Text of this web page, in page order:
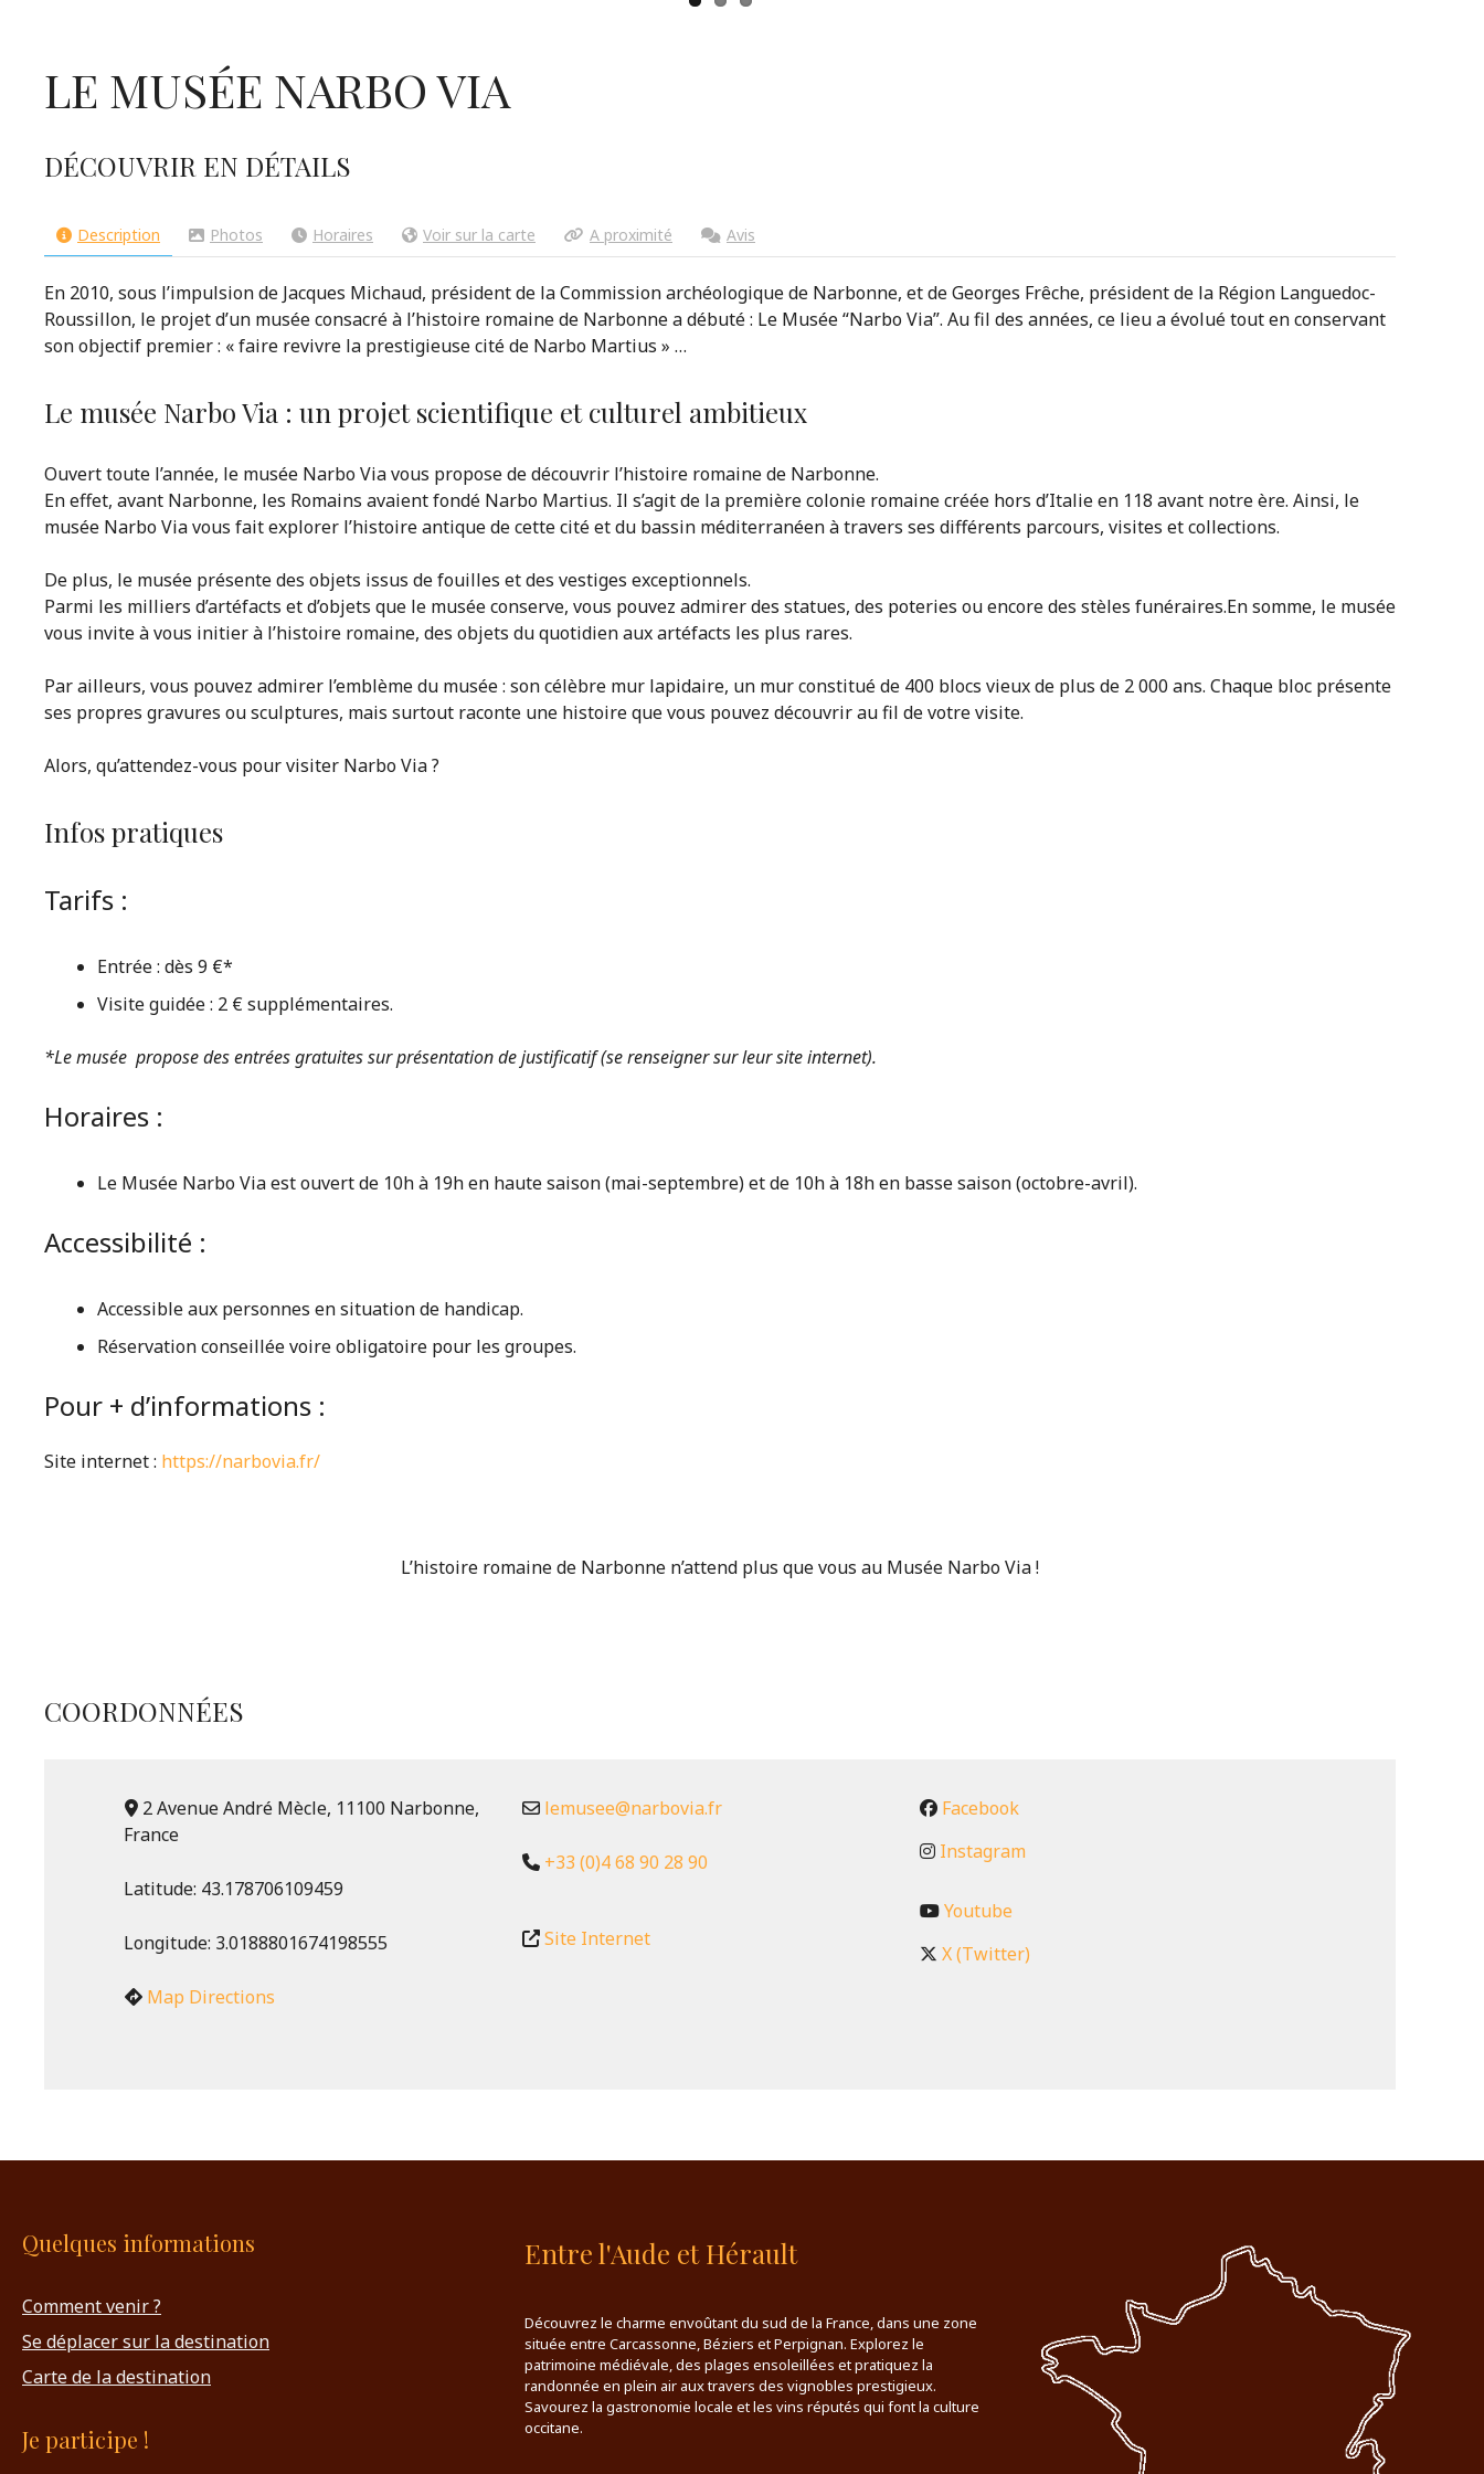
LE MUSÉE NARBO VIA
DÉCOUVRIR EN DÉTAILS
Description Photos Horaires Voir sur la carte A proximité Avis
En 2010, sous l’impulsion de Jacques Michaud, président de la Commission archéologique de Narbonne, et de Georges Frêche, président de la Région Languedoc-
Roussillon, le projet d’un musée consacré à l’histoire romaine de Narbonne a débuté : Le Musée “Narbo Via”. Au fil des années, ce lieu a évolué tout en conservant
son objectif premier : « faire revivre la prestigieuse cité de Narbo Martius » …
Le musée Narbo Via : un projet scientifique et culturel ambitieux
Ouvert toute l’année, le musée Narbo Via vous propose de découvrir l’histoire romaine de Narbonne.
En effet, avant Narbonne, les Romains avaient fondé Narbo Martius. Il s’agit de la première colonie romaine créée hors d’Italie en 118 avant notre ère. Ainsi, le
musée Narbo Via vous fait explorer l’histoire antique de cette cité et du bassin méditerranéen à travers ses différents parcours, visites et collections.
De plus, le musée présente des objets issus de fouilles et des vestiges exceptionnels.
Parmi les milliers d’artéfacts et d’objets que le musée conserve, vous pouvez admirer des statues, des poteries ou encore des stèles funéraires.En somme, le musée
vous invite à vous initier à l’histoire romaine, des objets du quotidien aux artéfacts les plus rares.
Par ailleurs, vous pouvez admirer l’emblème du musée : son célèbre mur lapidaire, un mur constitué de 400 blocs vieux de plus de 2 000 ans. Chaque bloc présente
ses propres gravures ou sculptures, mais surtout raconte une histoire que vous pouvez découvrir au fil de votre visite.
Alors, qu’attendez-vous pour visiter Narbo Via ?
Infos pratiques
Tarifs :
Entrée : dès 9 €*
Visite guidée : 2 € supplémentaires.
*Le musée propose des entrées gratuites sur présentation de justificatif (se renseigner sur leur site internet).
Horaires :
Le Musée Narbo Via est ouvert de 10h à 19h en haute saison (mai-septembre) et de 10h à 18h en basse saison (octobre-avril).
Accessibilité :
Accessible aux personnes en situation de handicap.
Réservation conseillée voire obligatoire pour les groupes.
Pour + d’informations :
Site internet : https://narbovia.fr/
L’histoire romaine de Narbonne n’attend plus que vous au Musée Narbo Via !
COORDONNÉES
2 Avenue André Mècle, 11100 Narbonne,
France
Latitude: 43.178706109459
Longitude: 3.0188801674198555
Map Directions
lemusee@narbovia.fr
+33 (0)4 68 90 28 90
Site Internet
Facebook
Instagram
Youtube
X (Twitter)
Quelques informations
Comment venir ?
Se déplacer sur la destination
Carte de la destination
Je participe !
Entre l'Aude et Hérault
Découvrez le charme envoûtant du sud de la France, dans une zone
située entre Carcassonne, Béziers et Perpignan. Explorez le
patrimoine médiévale, des plages ensoleillées et pratiquez la
randonnée en plein air aux travers des vignobles prestigieux.
Savourez la gastronomie locale et les vins réputés qui font la culture
occitane.